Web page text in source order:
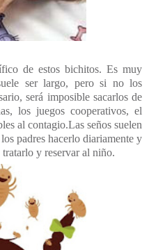
de estos bichitos. Es muy
ser largo, pero si no los
será imposible sacarlos de
los juegos cooperativos, el
al contagio.Las seños suelen
padres hacerlo diariamente y
y reservar al niño.